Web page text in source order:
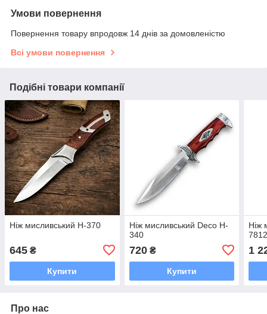
Умови повернення
Повернення товару впродовж 14 днів за домовленістю
Всі умови повернення
Подібні товари компанії
Ніж мисливський H-370
645 ₴
Купити
Ніж мисливський Deco H-
340
720₴
Купити
Ніж
1
Про нас